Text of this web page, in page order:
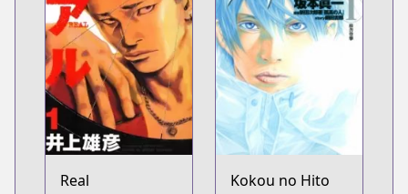
Real Kokou no Hito